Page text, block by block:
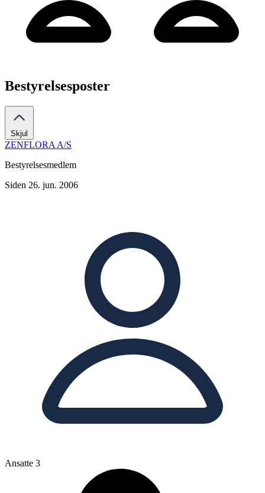
Bestyrelsesposter
Skjul
ZENFLORA A/S
Bestyrelsesmedlem
Siden 26. jun. 2006
Ansatte 3